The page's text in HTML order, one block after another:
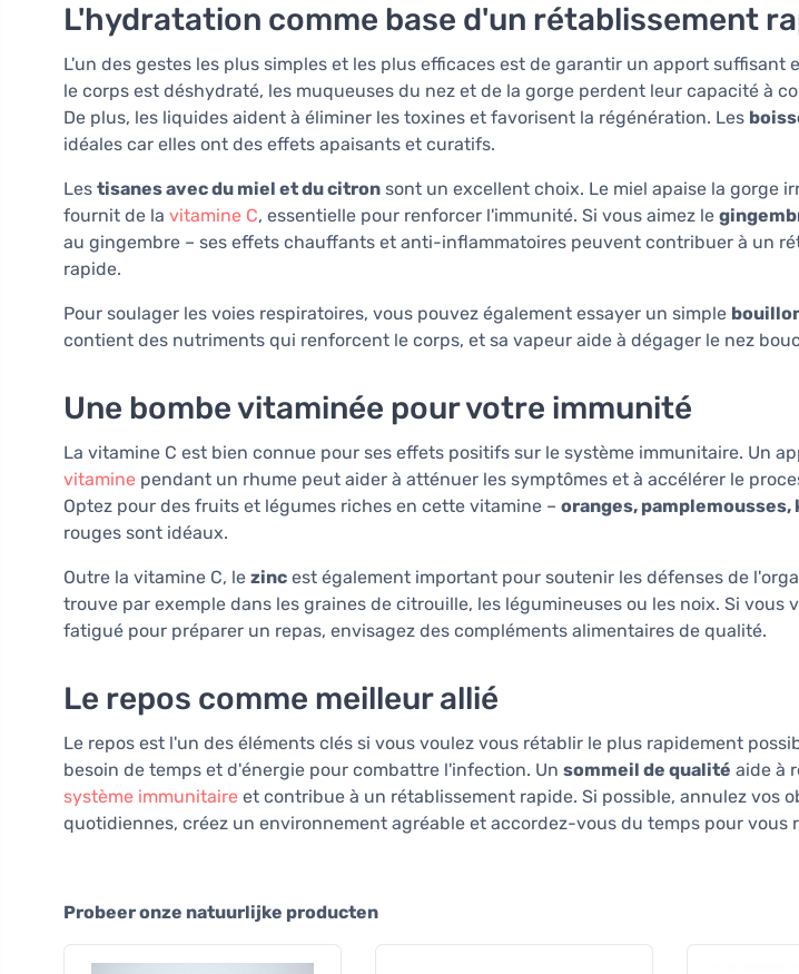
L'hydratation comme base d'un rétablissement
L'un des gestes les plus simples et les plus efficaces est de garantir un apport suffisant
le corps est déshydraté, les muqueuses du nez et de la gorge perdent leur capacité à
De plus, les liquides aident à éliminer les toxines et favorisent la régénération. Les
idéales car elles ont des effets apaisants et curatifs.
Les tisanes avec du miel et du citron sont un excellent choix. Le miel apaise la gorge
fournit de la vitamine C, essentielle pour renforcer l'immunité. Si vous aimez le
au gingembre – ses effets chauffants et anti-inflammatoires peuvent contribuer à un
rapide.
Pour soulager les voies respiratoires, vous pouvez également essayer un simple
contient des nutriments qui renforcent le corps, et sa vapeur aide à dégager le nez
Une bombe vitaminée pour votre immunité
La vitamine C est bien connue pour ses effets positifs sur le système immunitaire. Un
vitamine pendant un rhume peut aider à atténuer les symptômes et à accélérer le
Optez pour des fruits et légumes riches en cette vitamine – oranges, pamplemousses,
rouges sont idéaux.
Outre la vitamine C, le zinc est également important pour soutenir les défenses de
trouve par exemple dans les graines de citrouille, les légumineuses ou les noix. Si vous
fatigué pour préparer un repas, envisagez des compléments alimentaires de qualité.
Le repos comme meilleur allié
Le repos est l'un des éléments clés si vous voulez vous rétablir le plus rapidement
besoin de temps et d'énergie pour combattre l'infection. Un sommeil de qualité aide à
système immunitaire et contribue à un rétablissement rapide. Si possible, annulez vos
quotidiennes, créez un environnement agréable et accordez-vous du temps pour vous
Probeer onze natuurlijke producten